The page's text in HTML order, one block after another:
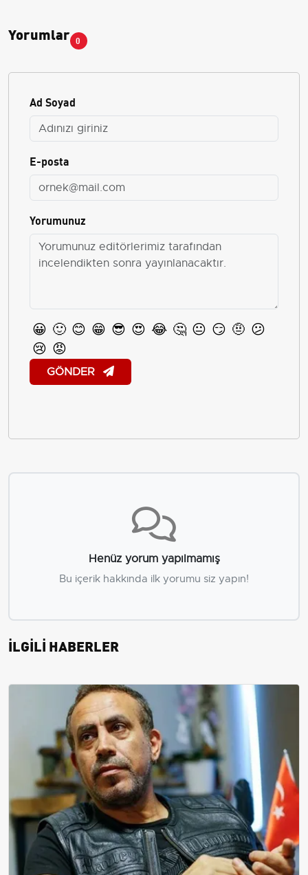
Yorumlar 0
Ad Soyad
E-posta
Yorumunuz
😀 🙂 😊 😁 😎 😍 😂 🤔 😐 😏 🤨 😕
😢 😡
GÖNDER
Henüz yorum yapılmamış
Bu içerik hakkında ilk yorumu siz yapın!
İLGİLİ HABERLER